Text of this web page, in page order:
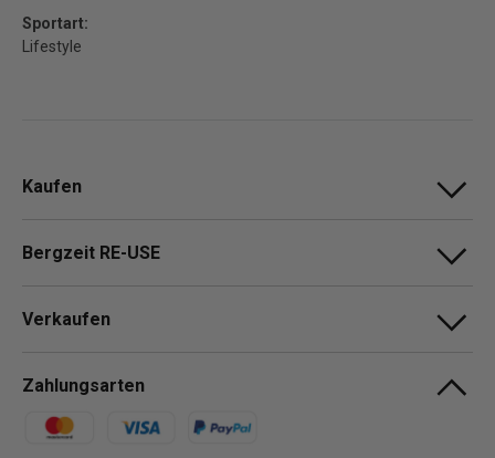
Sportart:
Lifestyle
Kaufen
Bergzeit RE-USE
Verkaufen
Zahlungsarten
Zahlungsmethoden